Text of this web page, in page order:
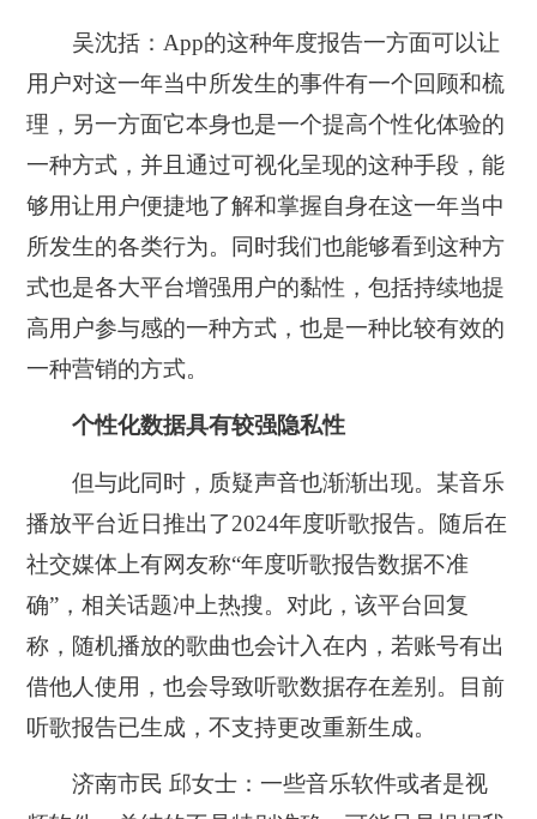
吴沈括： App的这种年度报告一方面可以让
用户对这一年当中所发生的事件有一个回顾和梳
理，另一方面它本身也是一个提高个性化体验的
一种方式，并且通过可视化呈现的这种手段，能
够用让用户便捷地了解和掌握自身在这一年当中
所发生的各类行为。同时我们也能够看到这种方
式也是各大平台增强用户的黏性，包括持续地提
高用户参与感的一种方式，也是一种比较有效的
一种营销的方式。
个性化数据具有较强隐私性
但与此同时，质疑声音也渐渐出现。某音乐
播放平台近日推出了2024年度听歌报告。随后在
社交媒体上有网友称“年度听歌报告数据不准
确”，相关话题冲上热搜。对此，该平台回复
称，随机播放的歌曲也会计入在内，若账号有出
借他人使用，也会导致听歌数据存在差别。目前
听歌报告已生成，不支持更改重新生成。
济南市民 邱女士：一些音乐软件或者是视